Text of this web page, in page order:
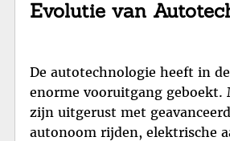
Evolutie van
De autotechnologie heeft in
enorme vooruitgang geboekt.
zijn uitgerust met
autonoom rijden, elektrische